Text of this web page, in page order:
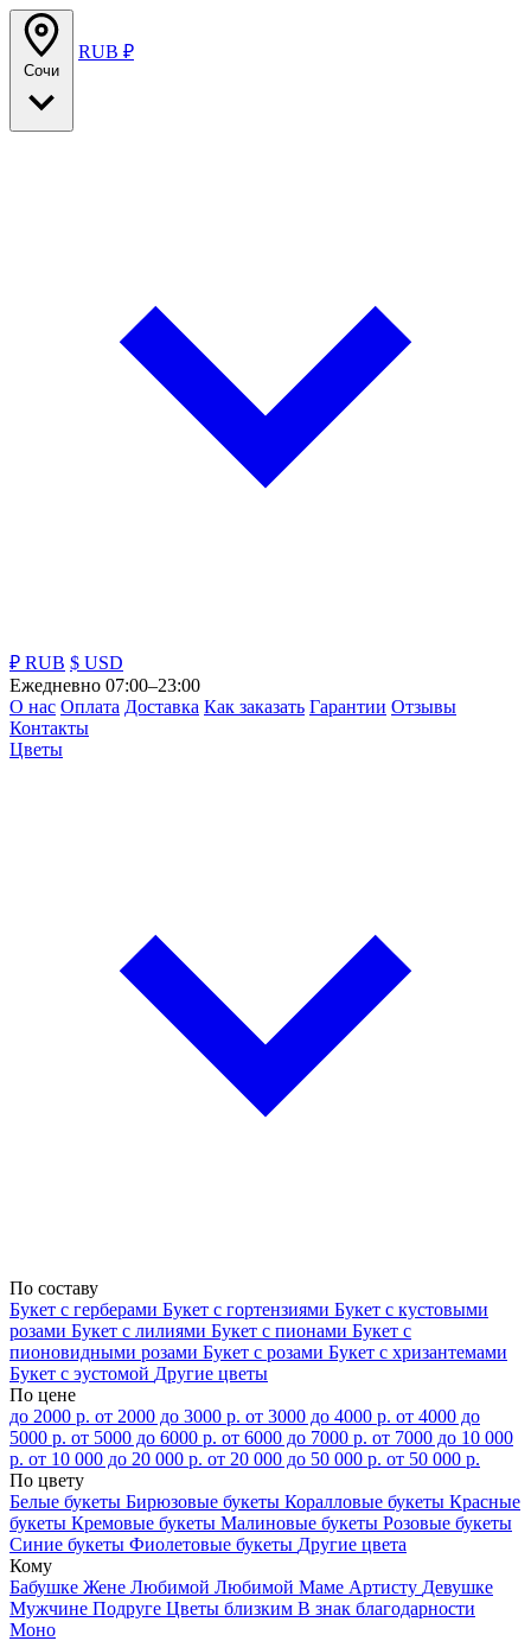
Сочи
RUB ₽
₽ RUB $ USD
Ежедневно 07:00–23:00
О нас Оплата Доставка Как заказать Гарантии Отзывы
Контакты
Цветы
По составу
Букет с герберами Букет с гортензиями Букет с кустовыми
розами Букет с лилиями Букет с пионами Букет с
пионовидными розами Букет с розами Букет с хризантемами
Букет с эустомой Другие цветы
По цене
до 2000 р. от 2000 до 3000 р. от 3000 до 4000 р. от 4000 до
5000 р. от 5000 до 6000 р. от 6000 до 7000 р. от 7000 до 10 000
р. от 10 000 до 20 000 р. от 20 000 до 50 000 р. от 50 000 р.
По цвету
Белые букеты Бирюзовые букеты Коралловые букеты Красные
букеты Кремовые букеты Малиновые букеты Розовые букеты
Синие букеты Фиолетовые букеты Другие цвета
Кому
Бабушке Жене Любимой Любимой Маме Артисту Девушке
Мужчине Подруге Цветы близким В знак благодарности
Моно